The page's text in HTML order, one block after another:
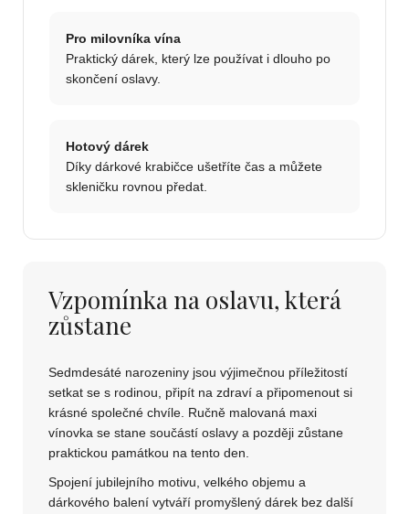
Pro milovníka vína
Praktický dárek, který lze používat i dlouho po
skončení oslavy.
Hotový dárek
Díky dárkové krabičce ušetříte čas a můžete
skleničku rovnou předat.
Vzpomínka na oslavu, která
zůstane
Sedmdesáté narozeniny jsou výjimečnou příležitostí
setkat se s rodinou, připít na zdraví a připomenout si
krásné společné chvíle. Ručně malovaná maxi
vínovka se stane součástí oslavy a později zůstane
praktickou památkou na tento den.
Spojení jubilejního motivu, velkého objemu a
dárkového balení vytváří promyšlený dárek bez další